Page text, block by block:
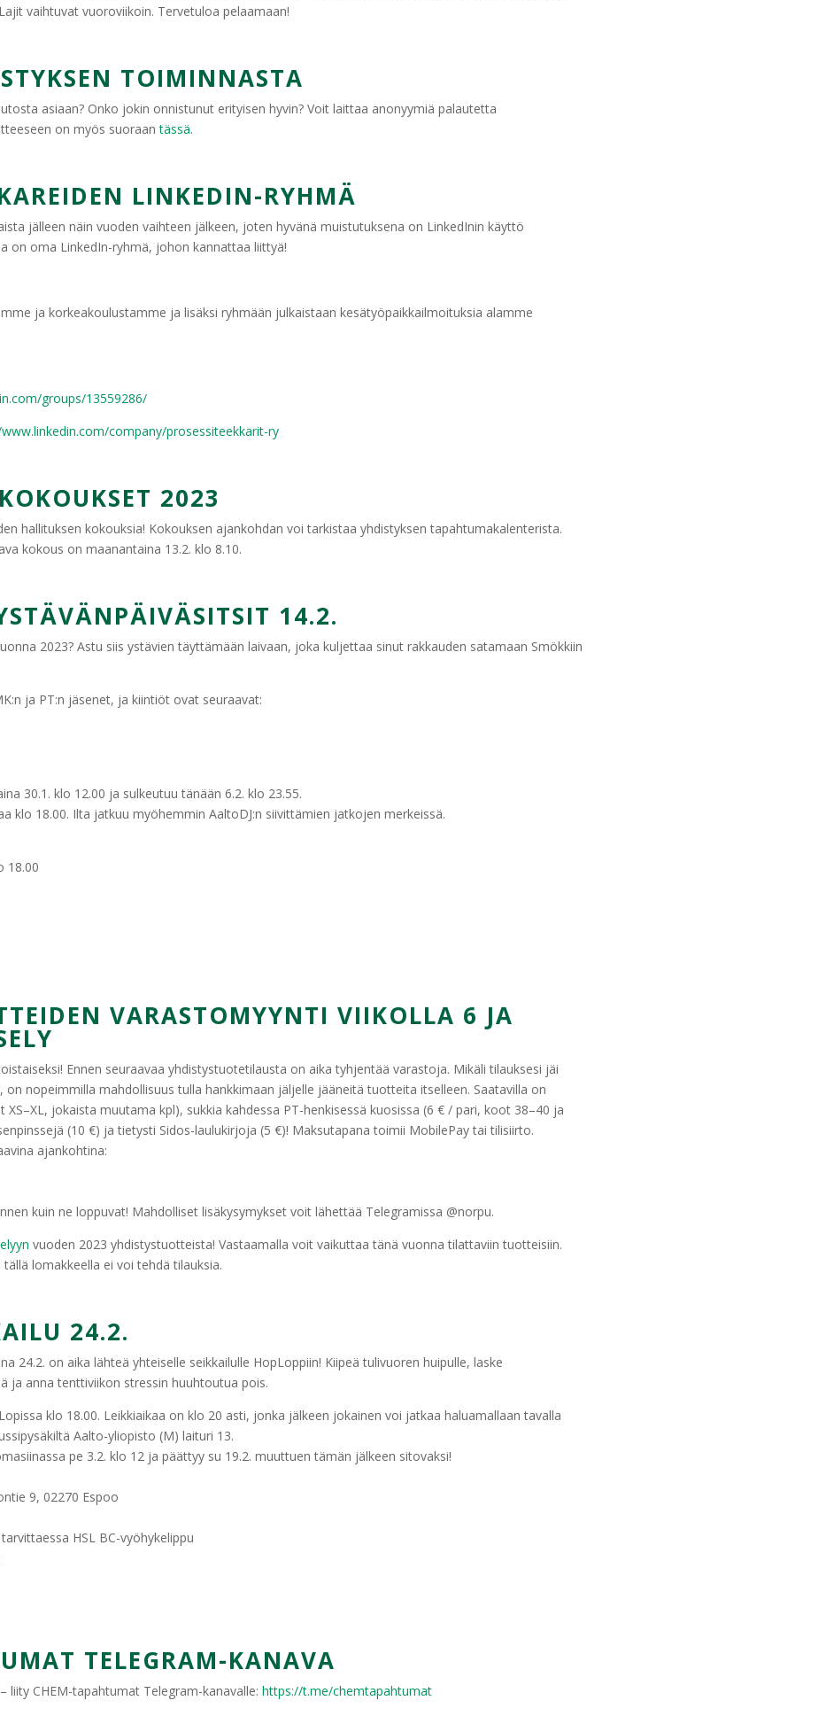
vaihtuvat vuoroviikoin. Tervetuloa pelaamaan!
TOIMINNASTA
asiaan? Onko jokin onnistunut erityisen hyvin? Voit laittaa anonyymiä palautetta
on myös suoraantässä.
LINKEDIN-RYHMÄ
jälleen näin vuoden vaihteen jälkeen, joten hyvänä muistutuksena on LinkedInin käyttö
on oma LinkedIn-ryhmä, johon kannattaa liittyä!
ja korkeakoulustamme ja lisäksi ryhmään julkaistaan kesätyöpaikkailmoituksia alamme
groups/13559286/
company/prosessiteekkarit-ry
2023
hallituksen kokouksia! Kokouksen ajankohdan voi tarkistaa yhdistyksen tapahtumakalenterista.
kokous on maanantaina 13.2. klo 8.10.
14.2.
2023? Astu siis ystävien täyttämään laivaan, joka kuljettaa sinut rakkauden satamaan Smökkiin
ja PT:n jäsenet, ja kiintiöt ovat seuraavat:
30.1. klo 12.00 ja sulkeutuu tänään 6.2. klo 23.55.
klo 18.00. Ilta jatkuu myöhemmin AaltoDJ:n siivittämien jatkojen merkeissä.
18.00
VARASTOMYYNTI VIIKOLLA 6 JA
Ennen seuraavaa yhdistystuotetilausta on aika tyhjentää varastoja. Mikäli tilauksesi jäi
nopeimmilla mahdollisuus tulla hankkimaan jäljelle jääneitä tuotteita itselleen. Saatavilla on
jokaista muutama kpl), sukkia kahdessa PT-henkisessä kuosissa (6 € / pari, koot 38–40 ja
(10 €) ja tietysti Sidos-laulukirjoja (5 €)! Maksutapana toimii MobilePay tai tilisiirto.
ajankohtina:
kuin ne loppuvat! Mahdolliset lisäkysymykset voit lähettää Telegramissa @norpu.
vuoden 2023 yhdistystuotteista! Vastaamalla voit vaikuttaa tänä vuonna tilattaviin tuotteisiin.
lomakkeella ei voi tehdä tilauksia.
24.2.
24.2. on aika lähteä yhteiselle seikkailulle HopLoppiin! Kiipeä tulivuoren huipulle, laske
ja anna tenttiviikon stressin huuhtoutua pois.
klo 18.00. Leikkiaikaa on klo 20 asti, jonka jälkeen jokainen voi jatkaa haluamallaan tavalla
Aalto-yliopisto (M) laituri 13.
pe 3.2. klo 12 ja päättyy su 19.2. muuttuen tämän jälkeen sitovaksi!
9, 02270 Espoo
HSL BC-vyöhykelippu
TELEGRAM-KANAVA
liity CHEM-tapahtumat Telegram-kanavalle:https://t.me/chemtapahtumat